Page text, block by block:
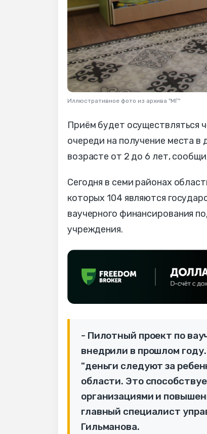
Иллюстративное фото из архива "МГ"
Приём будет осуществляться
очереди на получение места в
возрасте от 2 до 6 лет,
Сегодня в семи районах
которых 104 являются
ваучерного финансирования
учреждения.
- Пилотный проект по
внедрили в прошлом
"деньги следуют за
области. Это
организациями и
главный специалист
Гильманова.